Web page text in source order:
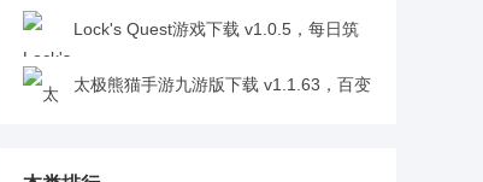
飞行开启沉浸式修仙冒险v0.2.2
Lock's Quest游戏下载 v1.0.5，每日筑
防抗发条军攻击策略性拉满v1.0.5
太极熊猫手游九游版下载 v1.1.63，百变